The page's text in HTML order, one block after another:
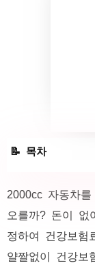
2000cc 자동차
오를까? 돈이 없
정하여 건강보험
얄짤없이 건강보